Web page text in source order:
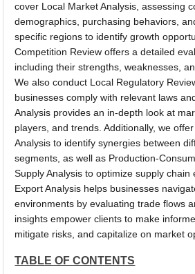
cover Local Market Analysis, assessing
demographics, purchasing behaviors,
specific regions to identify growth
Competition Review offers a detailed
including their strengths, weaknesses,
We also conduct Local Regulatory
businesses comply with relevant laws
Analysis provides an in-depth look at
players, and trends. Additionally, we
Analysis to identify synergies between
segments, as well as Production-
Supply Analysis to optimize supply chain
Export Analysis helps businesses
environments by evaluating trade flows
insights empower clients to make
mitigate risks, and capitalize on market
TABLE OF CONTENTS